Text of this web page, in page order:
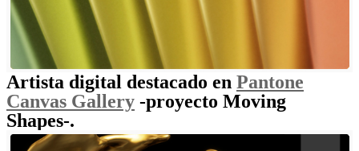
Artista digital destacado en Pantone
Canvas Gallery -proyecto Moving
Shapes-.